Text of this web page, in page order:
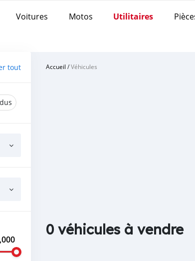
Voitures Motos Utilitaires
tout Accueil /Véhicules
0 véhicules à vendre